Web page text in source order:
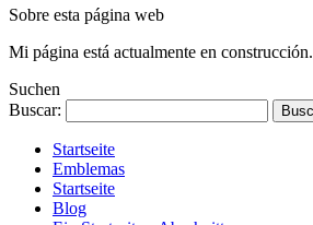
Sobre esta página web
Mi página está actualmente en construcción.
Suchen
Buscar:
Startseite
Emblemas
Startseite
Blog